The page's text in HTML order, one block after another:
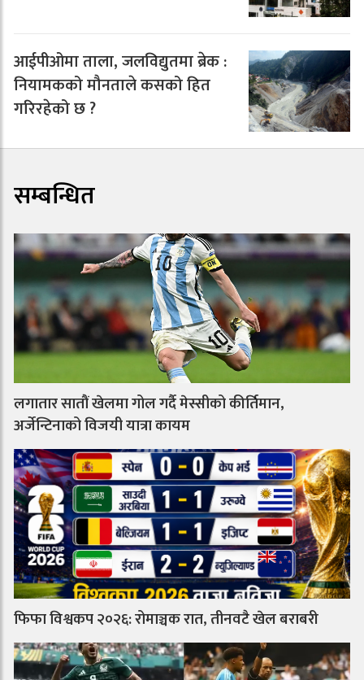
आईपीओमा ताला, जलविद्युतमा ब्रेक :
नियामकको मौनताले कसको हित
गरिरहेको छ ?
सम्बन्धित
लगातार सातौं खेलमा गोल गर्दै मेस्सीको कीर्तिमान,
अर्जेन्टिनाको विजयी यात्रा कायम
फिफा विश्वकप २०२६: रोमाञ्चक रात, तीनवटै खेल बराबरी